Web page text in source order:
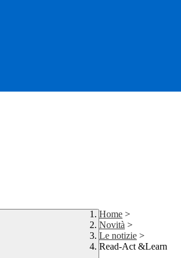
Home >
Novità >
Le notizie >
Read-Act &Learn